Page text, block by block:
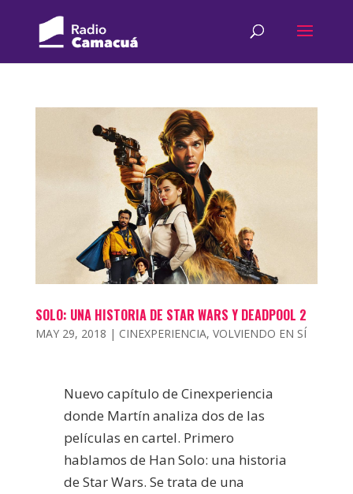
SOLO: UNA HISTORIA DE STAR WARS Y DEADPOOL 2
MAY 29, 2018 | CINEXPERIENCIA, VOLVIENDO EN SÍ
Nuevo capítulo de Cinexperiencia
donde Martín analiza dos de las
películas en cartel. Primero
hablamos de Han Solo: una historia
de Star Wars. Se trata de una